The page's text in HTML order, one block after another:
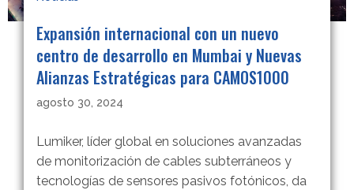
Expansión internacional con un nuevo
centro de desarrollo en Mumbai y Nuevas
Alianzas Estratégicas para CAMOS1000
agosto 30, 2024
Lumiker, líder global en soluciones avanzadas
de monitorización de cables subterráneos y
tecnologías de sensores pasivos fotónicos, da